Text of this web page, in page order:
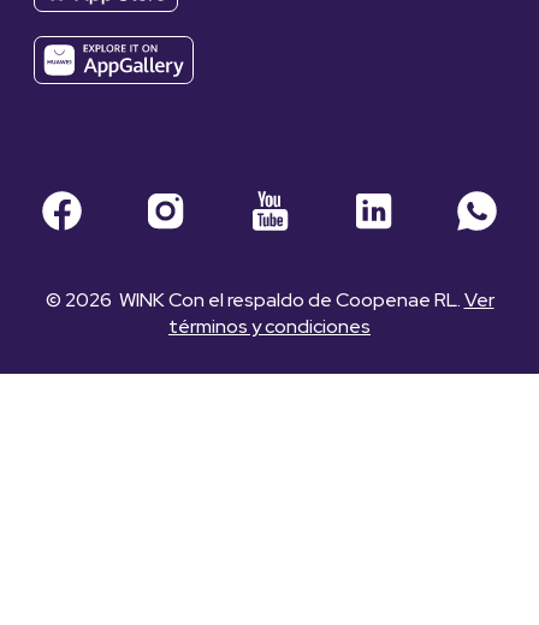
© 2026 WINK Con el respaldo de Coopenae RL.Ver
términos y condiciones